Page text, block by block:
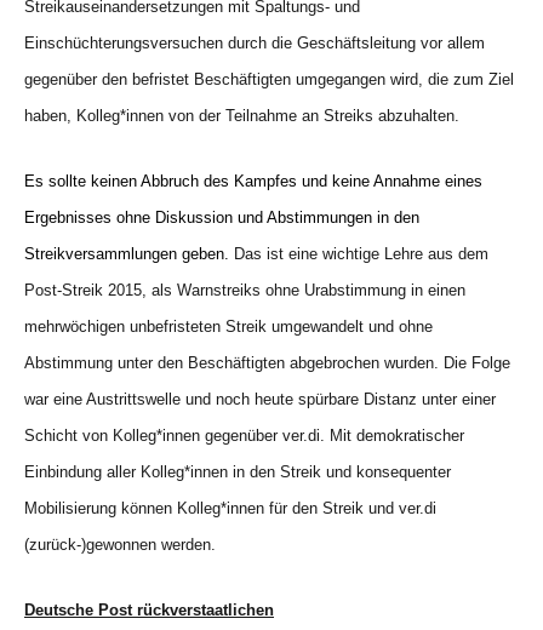
Streikauseinandersetzungen mit Spaltungs- und
Einschüchterungsversuchen durch die Geschäftsleitung vor allem
gegenüber den befristet Beschäftigten umgegangen wird, die zum Ziel
haben, Kolleg*innen von der Teilnahme an Streiks abzuhalten.
Es sollte keinen Abbruch des Kampfes und keine Annahme eines
Ergebnisses ohne Diskussion und Abstimmungen in den
Streikversammlungen geben. Das ist eine wichtige Lehre aus dem
Post-Streik 2015, als Warnstreiks ohne Urabstimmung in einen
mehrwöchigen unbefristeten Streik umgewandelt und ohne
Abstimmung unter den Beschäftigten abgebrochen wurden. Die Folge
war eine Austrittswelle und noch heute spürbare Distanz unter einer
Schicht von Kolleg*innen gegenüber ver.di. Mit demokratischer
Einbindung aller Kolleg*innen in den Streik und konsequenter
Mobilisierung können Kolleg*innen für den Streik und ver.di
(zurück-)gewonnen werden.
Deutsche Post rückverstaatlichen